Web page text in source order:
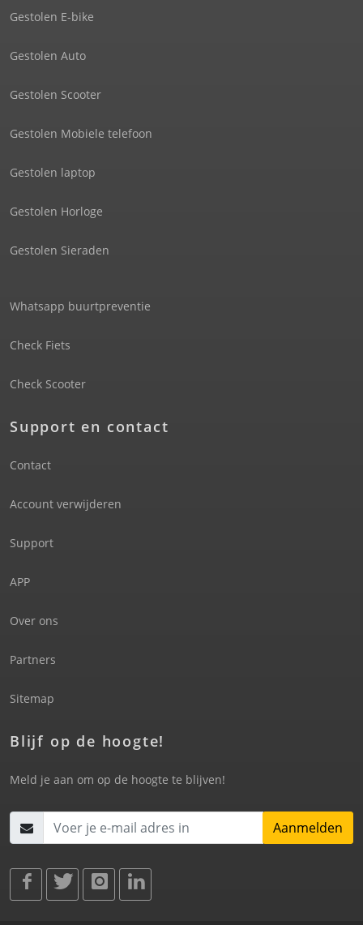
Gestolen E-bike
Gestolen Auto
Gestolen Scooter
Gestolen Mobiele telefoon
Gestolen laptop
Gestolen Horloge
Gestolen Sieraden
Whatsapp buurtpreventie
Check Fiets
Check Scooter
Support en contact
Contact
Account verwijderen
Support
APP
Over ons
Partners
Sitemap
Blijf op de hoogte!
Meld je aan om op de hoogte te blijven!
Aanmelden